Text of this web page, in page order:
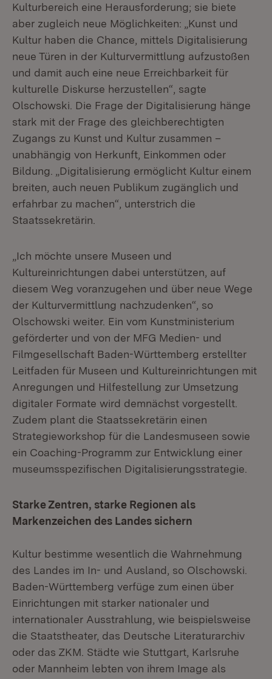
Kulturbereich eine Herausforderung; sie biete
aber zugleich neue Möglichkeiten: „Kunst und
Kultur haben die Chance, mittels Digitalisierung
neue Türen in der Kulturvermittlung aufzustoßen
und damit auch eine neue Erreichbarkeit für
kulturelle Diskurse herzustellen“, sagte
Olschowski. Die Frage der Digitalisierung hänge
stark mit der Frage des gleichberechtigten
Zugangs zu Kunst und Kultur zusammen –
unabhängig von Herkunft, Einkommen oder
Bildung. „Digitalisierung ermöglicht Kultur einem
breiten, auch neuen Publikum zugänglich und
erfahrbar zu machen“, unterstrich die
Staatssekretärin.
„Ich möchte unsere Museen und
Kultureinrichtungen dabei unterstützen, auf
diesem Weg voranzugehen und über neue Wege
der Kulturvermittlung nachzudenken“, so
Olschowski weiter. Ein vom Kunstministerium
geförderter und von der MFG Medien- und
Filmgesellschaft Baden-Württemberg erstellter
Leitfaden für Museen und Kultureinrichtungen mit
Anregungen und Hilfestellung zur Umsetzung
digitaler Formate wird demnächst vorgestellt.
Zudem plant die Staatssekretärin einen
Strategieworkshop für die Landesmuseen sowie
ein Coaching-Programm zur Entwicklung einer
museumsspezifischen Digitalisierungsstrategie.
Starke Zentren, starke Regionen als
Markenzeichen des Landes sichern
Kultur bestimme wesentlich die Wahrnehmung
des Landes im In- und Ausland, so Olschowski.
Baden-Württemberg verfüge zum einen über
Einrichtungen mit starker nationaler und
internationaler Ausstrahlung, wie beispielsweise
die Staatstheater, das Deutsche Literaturarchiv
oder das ZKM. Städte wie Stuttgart, Karlsruhe
oder Mannheim lebten von ihrem Image als